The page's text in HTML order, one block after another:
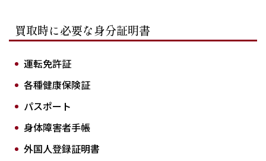
買取時に必要な身分証明書
運転免許証
各種健康保険証
パスポート
身体障害者手帳
外国人登録証明書